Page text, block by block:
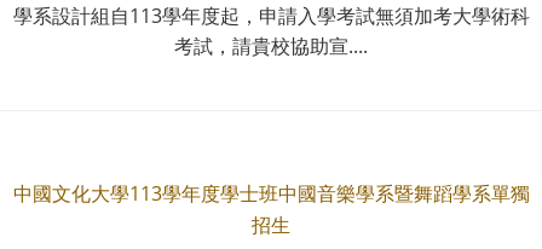
學系設計組自113學年度起，申請入學考試無須加考大學術科
考試，請貴校協助宣....
中國文化大學113學年度學士班中國音樂學系暨舞蹈學系單獨
招生